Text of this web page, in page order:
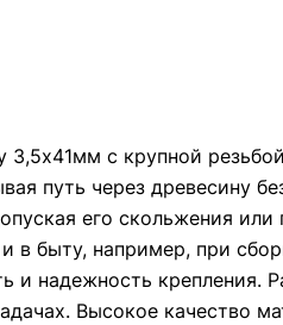
с крупной
путь через древесину
его скольжения
и в быту, например, при
и надежность крепления.
Высокое качество